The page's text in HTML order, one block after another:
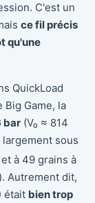
C'est un
ce fil précis
qu'une
QuickLoad
Big Game, la
bar (V₀ ≈ 814
sous
à 49 grains à
Autrement dit,
était bien trop